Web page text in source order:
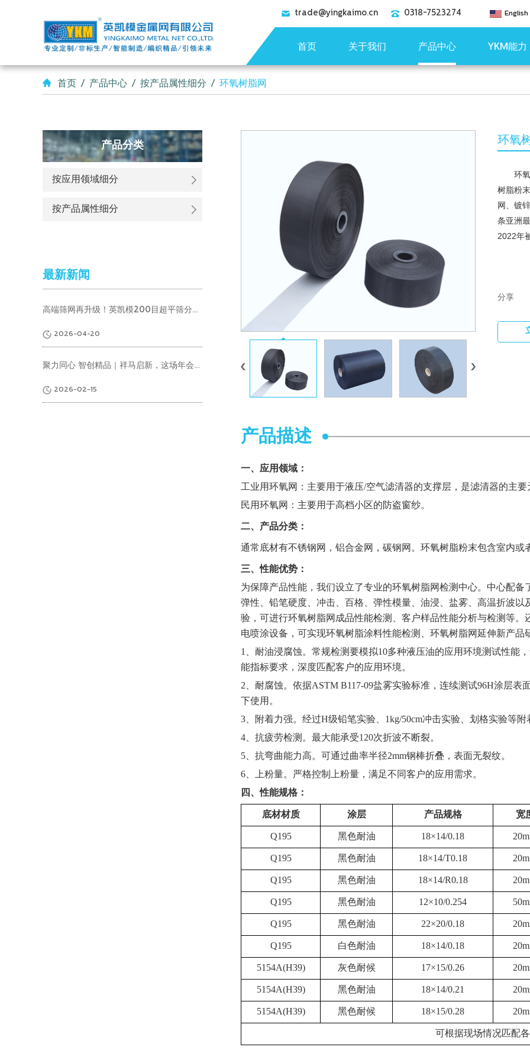
trade@yingkaimo.cn 0318-7523274 English
首页 关于我们 产品中心 YKM能力
首页 / 产品中心 / 按产品属性细分 / 环氧树脂网
环氧
环
树脂粉
网、镀
条亚洲
2022年
分享
产品描述
一、应用领域：
工业用环氧网：主要用于液压/空气滤清器的支撑层，是滤清器的主要
民用环氧网：主要用于高档小区的防盗窗纱。
二、产品分类：
通常底材有不锈钢网，铝合金网，碳钢网。环氧树脂粉末包含室内或
三、性能优势：
为保障产品性能，我们设立了专业的环氧树脂网检测中心。中心配
弹性、铅笔硬度、冲击、百格、弹性模量、油浸、盐雾、高温折波
验，可进行环氧树脂网成品性能检测、客户样品性能分析与检测等
电喷涂设备，可实现环氧树脂涂料性能检测、环氧树脂网延伸新产品
1、耐油浸腐蚀。常规检测要模拟10多种液压油的应用环境测试性能
能指标要求，深度匹配客户的应用环境。
2、耐腐蚀。依据ASTM B117-09盐雾实验标准，连续测试96H涂层
下使用。
3、附着力强。经过H级铅笔实验、1kg/50cm冲击实验、划格实验等
4、抗疲劳检测。最大能承受120次折波不断裂。
5、抗弯曲能力高。可通过曲率半径2mm钢棒折叠，表面无裂纹。
6、上粉量。严格控制上粉量，满足不同客户的应用需求。
四、性能规格：
底材材质 涂层 产品规格 宽
Q195 黑色耐油 18×14/0.18
Q195 黑色耐油 18×14/T0.18
Q195 黑色耐油 18×14/R0.18
Q195 黑色耐油 12×10/0.254
Q195 黑色耐油 22×20/0.18
Q195 白色耐油 18×14/0.18
5154A(H39) 灰色耐候 17×15/0.26
5154A(H39) 黑色耐油 18×14/0.21
5154A(H39) 黑色耐候 18×15/0.28
可根据现场情况匹配
产品分类
按应用领域细分
按产品属性细分
最新新闻
高端筛网再升级！英凯模200目超平筛分网重磅发布，突破行业技术瓶颈
2026-04-20
聚力同心 智创精品｜祥马启新，这场年会盛典超燃来袭！
2026-02-15